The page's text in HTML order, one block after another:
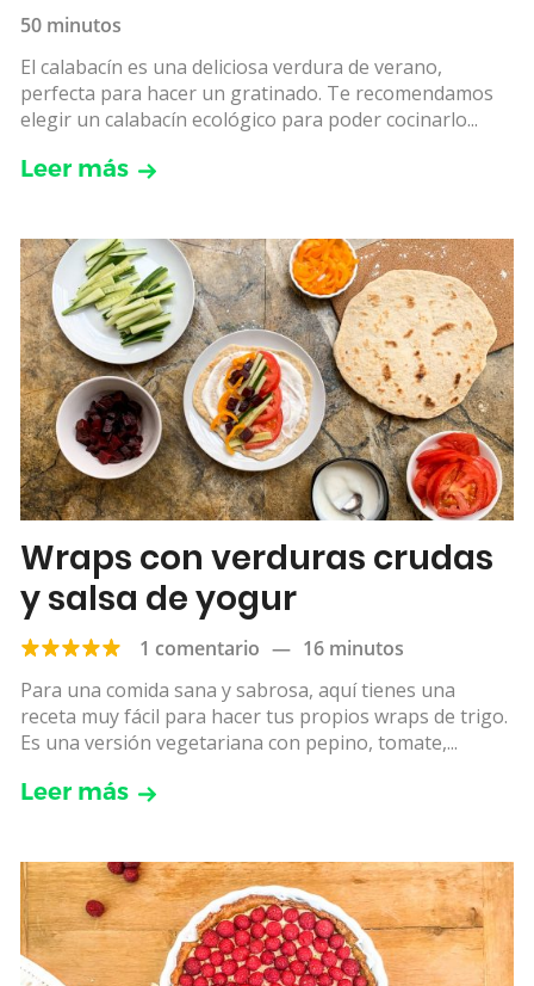
50 minutos
El calabacín es una deliciosa verdura de verano,
perfecta para hacer un gratinado. Te recomendamos
elegir un calabacín ecológico para poder cocinarlo...
Leer más
Wraps con verduras crudas
y salsa de yogur
1 comentario — 16 minutos
Para una comida sana y sabrosa, aquí tienes una
receta muy fácil para hacer tus propios wraps de trigo.
Es una versión vegetariana con pepino, tomate,...
Leer más